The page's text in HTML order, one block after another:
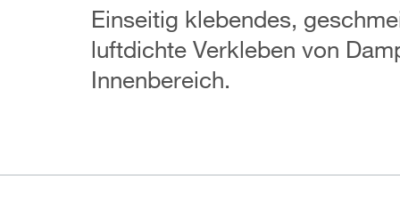
Einseitig klebendes,
luftdichte Verkleben von
Innenbereich.